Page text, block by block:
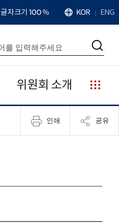
확
대
치
글자크기 100%
언
어
KOR ENG
검
위원회 소개
누
리
집
안
인쇄 공유